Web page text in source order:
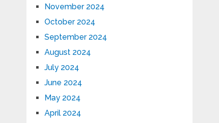
November 2024
October 2024
September 2024
August 2024
July 2024
June 2024
May 2024
April 2024